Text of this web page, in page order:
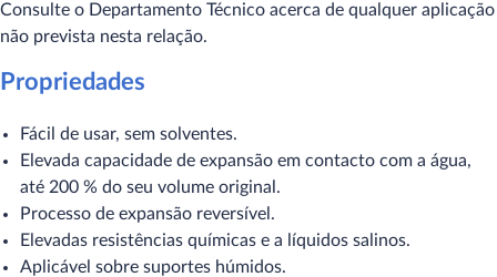
Consulte o Departamento Técnico acerca de qualquer aplicação
não prevista nesta relação.
Propriedades
Fácil de usar, sem solventes.
Elevada capacidade de expansão em contacto com a água,
até 200 % do seu volume original.
Processo de expansão reversível.
Elevadas resistências químicas e a líquidos salinos.
Aplicável sobre suportes húmidos.